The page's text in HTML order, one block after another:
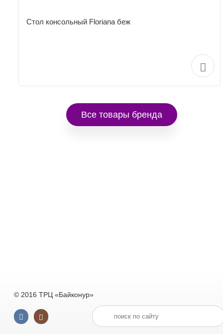
Стол консольный Floriana беж
Все товары бренда
© 2016 ТРЦ «Байконур»